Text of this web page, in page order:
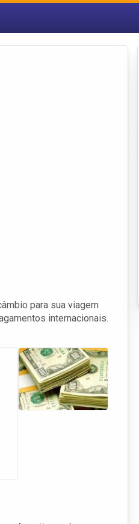
para sua viagem
internacionais.